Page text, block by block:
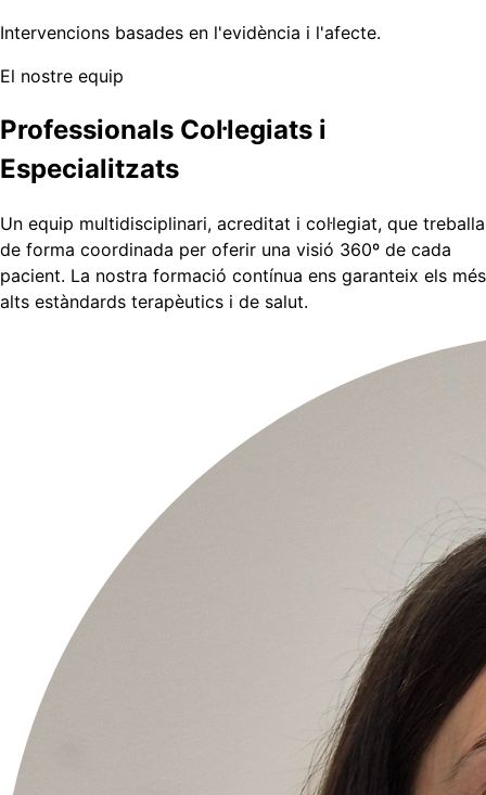
Intervencions basades en l'evidència i l'afecte.
El nostre equip
Professionals Col·legiats i
Especialitzats
Un equip multidisciplinari, acreditat i col·legiat, que treballa
de forma coordinada per oferir una visió 360º de cada
pacient. La nostra formació contínua ens garanteix els més
alts estàndards terapèutics i de salut.